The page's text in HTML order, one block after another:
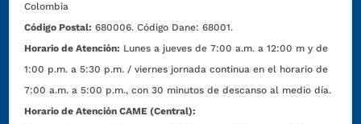
Colombia
Código Postal: 680006. Código Dane: 68001.
Horario de Atención: Lunes a jueves de 7:00 a.m. a 12:00 m y de
1:00 p.m. a 5:30 p.m. / viernes jornada continua en el horario de
7:00 a.m. a 5:00 p.m., con 30 minutos de descanso al medio día.
Horario de Atención CAME (Central):